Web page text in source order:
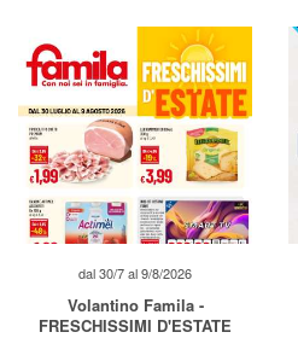
dal 30/7 al 9/8/2026
Volantino Famila -
FRESCHISSIMI D'ESTATE